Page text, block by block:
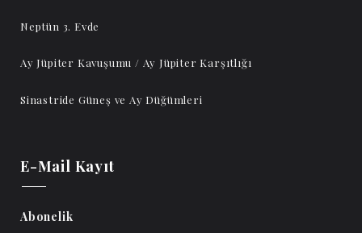
Neptün 3. Evde
Ay Jüpiter Kavuşumu / Ay Jüpiter Karşıtlığı
Sinastride Güneş ve Ay Düğümleri
E-Mail Kayıt
Abonelik